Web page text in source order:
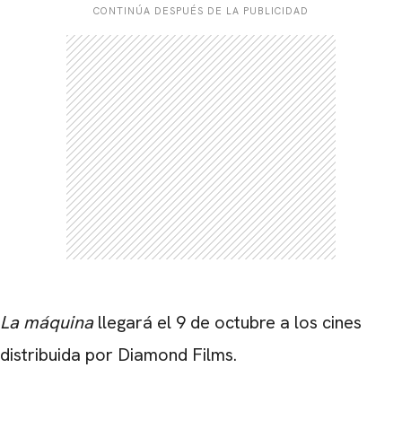
CONTINÚA DESPUÉS DE LA PUBLICIDAD
La máquinallegará el 9 de octubre a los cines
distribuida por Diamond Films.